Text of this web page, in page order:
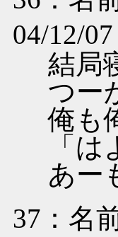
04/12/
結局
つー
俺も
「
あー
37 ：名